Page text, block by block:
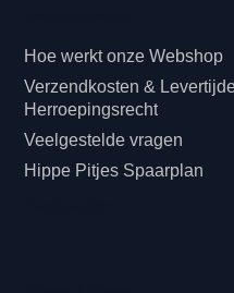
Hoe werkt onze Webshop
Veelgestelde vragen
Verzendkosten &
Herroepingsrecht
Hippe Pitjes Spaarplan